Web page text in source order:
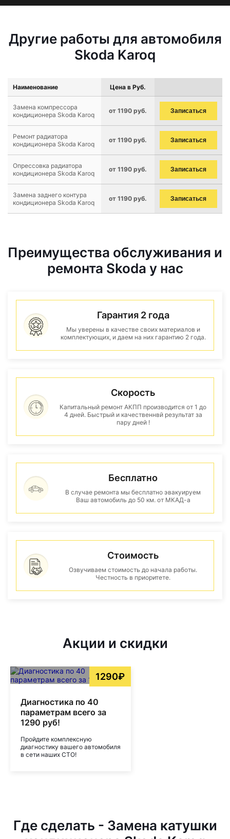
Другие работы для автомобиля
Skoda Karoq
Наименование Цена в Руб.
Замена компрессора
кондиционера Skoda Karoq
от 1190 руб. Записаться
Ремонт радиатора
кондиционера Skoda Karoq
от 1190 руб. Записаться
Опрессовка радиатора
кондиционера Skoda Karoq
от 1190 руб. Записаться
Замена заднего контура
кондиционера Skoda Karoq
от 1190 руб. Записаться
Преимущества обслуживания и
ремонта Skoda у нас
Гарантия 2 года
Мы уверены в качестве своих материалов и
комплектующих, и даем на них гарантию 2 года.
Скорость
Капитальный ремонт АКПП производится от 1 до
4 дней. Быстрый и качественнвй результат за
пару дней !
Бесплатно
В случае ремонта мы бесплатно эвакуируем
Ваш автомобиль до 50 км. от МКАД-а
Стоимость
Озвучиваем стоимость до начала работы.
Честность в приоритете.
Акции и скидки
1290₽
Диагностика по 40
параметрам всего за
1290 руб!
Пройдите комплексную
диагностику вашего автомобиля
в сети наших СТО!
Где сделать - Замена катушки